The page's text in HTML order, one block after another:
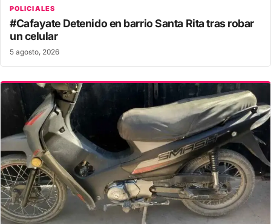
POLICIALES
#Cafayate Detenido en barrio Santa Rita tras robar
un celular
5 agosto, 2026